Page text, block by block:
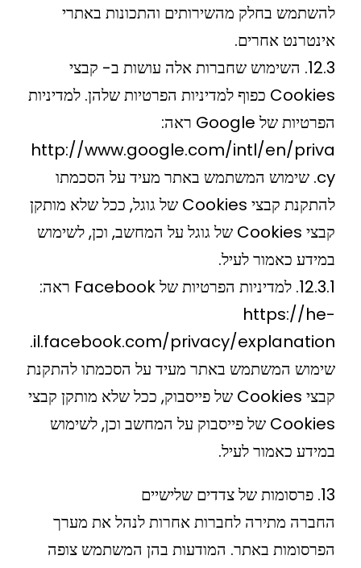
להשתמש בחלק מהשירותים והתכונות באתרי
אינטרנט אחרים.
12.3. השימוש שחברות אלה עושות ב- קבצי
Cookies כפוף למדיניות הפרטיות שלהן. למדיניות
הפרטיות של Google ראה:
http://www.google.com/intl/en/priva
cy. שימוש המשתמש באתר מעיד על הסכמתו
להתקנת קבצי Cookies של גוגל, ככל שלא מותקן
קבצי Cookies של גוגל על המחשב, וכן, לשימוש
במידע כאמור לעיל.
12.3.1. למדיניות הפרטיות של Facebook ראה:
https://he-
il.facebook.com/privacy/explanation.
שימוש המשתמש באתר מעיד על הסכמתו להתקנת
קבצי Cookies של פייסבוק, ככל שלא מותקן קבצי
Cookies של פייסבוק על המחשב וכן, לשימוש
במידע כאמור לעיל.
13. פרסומות של צדדים שלישיים
החברה מתירה לחברות אחרות לנהל את מערך
הפרסומות באתר. המודעות בהן המשתמש צופה